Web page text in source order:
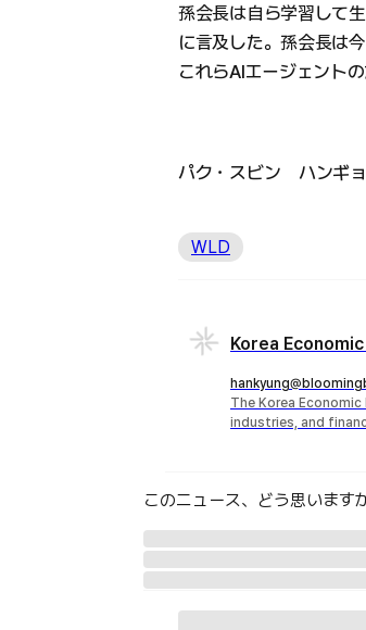
孫会長は自ら学習して
に言及した。孫会長は
これらAIエージェント
パク・スビン ハンギ
WLD
Korea
The Korea
industries, and
このニュース、どう思います